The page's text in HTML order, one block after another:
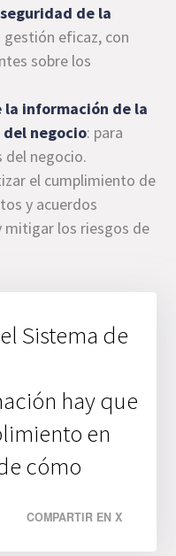
de la
gestión eficaz, con
sobre los
la información de la
negocio: para
del negocio.
el cumplimiento de
y acuerdos
los riesgos de
Sistema de
hay que
en
cómo
COMPARTIR EN X